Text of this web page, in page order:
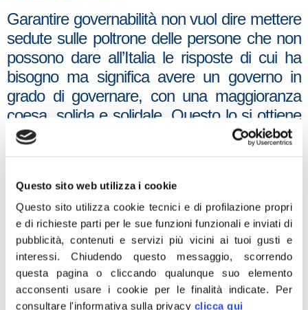
Questo sito web utilizza i cookie
Questo sito utilizza cookie tecnici e di profilazione propri
e di richieste parti per le sue funzioni funzionali e inviati di
pubblicità, contenuti e servizi più vicini ai tuoi gusti e
interessi.Chiudendo questo messaggio, scorrendo
questa pagina o cliccando qualunque suo elemento
acconsenti usare i cookie per le finalità indicate. Per
consultare l'informativa sulla privacy clicca qui
Garantire governabilità non vuol dire mettere
sedute sulle poltrone delle persone che non
possono dare all’Italia le risposte di cui ha
bisogno ma significa avere un governo in
grado di governare, con una maggioranza
coesa, solida e solidale. Questo lo si ottiene
cambiando la legge elettorale. E per
abolizione delle liste bloccate con
l’introduzione del voto di preferenza e premio
di maggioranza al Senato su base nazionale
come accade alla Camera».
Lo ha detto ai microfoni di “Radio Anch’io” il
presidente dei deputati di Fratelli d’Italia,